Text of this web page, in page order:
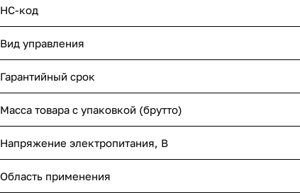
НС-код
Вид управления
Гарантийный срок
Масса товара с упаковкой (брутто)
Напряжение электропитания, В
Область применения